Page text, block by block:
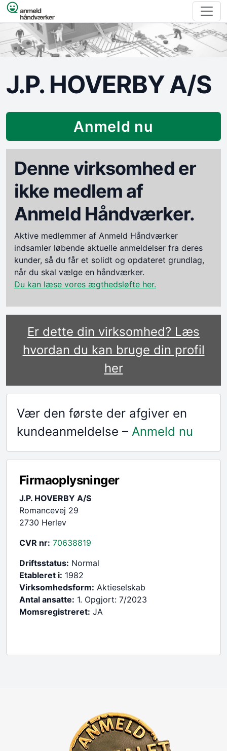
Spring til indhold
J.P. HOVERBY A/S
Anmeld nu
Denne virksomhed er
ikke medlem af
Anmeld Håndværker.
Aktive medlemmer af Anmeld Håndværker
indsamler løbende aktuelle anmeldelser fra deres
kunder, så du får et solidt og opdateret grundlag,
når du skal vælge en håndværker.
Du kan læse vores ægthedsløfte her.
Er dette din virksomhed? Læs
hvordan du kan bruge din profil
her
Vær den første der afgiver en
kundeanmeldelse – Anmeld nu
Firmaoplysninger
J.P. HOVERBY A/S
Romancevej 29
2730 Herlev
CVR nr: 70638819
Driftsstatus: Normal
Etableret i: 1982
Virksomhedsform: Aktieselskab
Antal ansatte: 1. Opgjort: 7/2023
Momsregistreret: JA